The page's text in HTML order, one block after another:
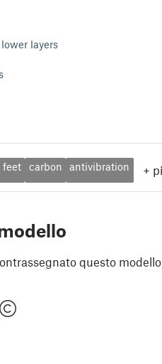
layers
feet carbon antivibration +
questo